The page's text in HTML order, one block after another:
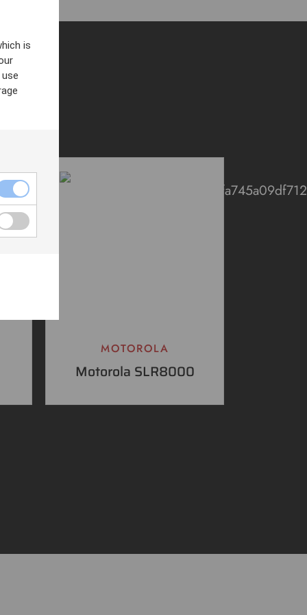
MOTOROLA
Motorola SLR8000
is